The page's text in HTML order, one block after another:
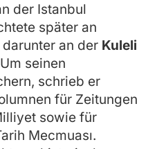
der Istanbul
später an
an der Kuleli
Um seinen
schrieb er
für Zeitungen
sowie für
Mecmuası.